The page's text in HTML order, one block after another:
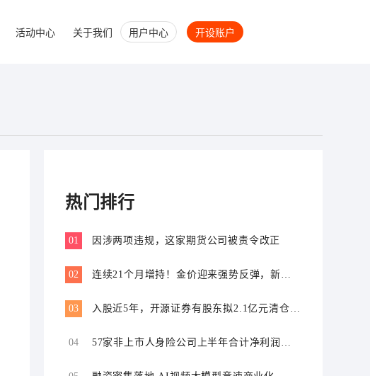
活动中心 关于我们 用户中心 开设账户
热门排行
01 因涉两项违规，这家期货公司被责令改正
02
连续21个月增持！金价迎来强势反弹，新一
03
入股近5年，开源证券有股东拟2.1亿元清仓离
04
57家非上市人身险公司上半年合计净利润同